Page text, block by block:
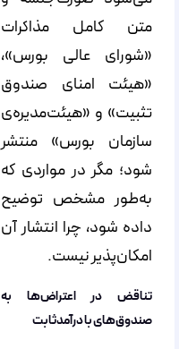
متن کامل مذاکرات
«شورای عالی بورس»،
«هیئت امنای صندوق
تثبیت» و «هیئت‌مدیره‌ی
سازمان بورس» منتشر
شود؛ مگر در مواردی که
به‌طور مشخص توضیح
داده شود، چرا انتشار آن
امکان‌پذیر نیست.
تناقض در اعتراض‌ها به
صندوق‌های با درآمدثابت